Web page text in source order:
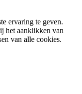
ervaring te geven.
het aanklikken van
van alle cookies.